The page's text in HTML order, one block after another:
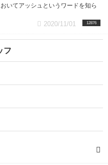
いてアッシュというワードを知ら
12876
2020/11/01
フ